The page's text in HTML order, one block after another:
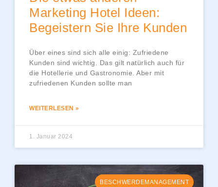
Marketing Hotel Ideen:
Begeistern Sie Ihre Kunden
Über eines sind sich alle einig: Zufriedene
Kunden sind wichtig. Das gilt natürlich auch für
die Hotellerie und Gastronomie. Aber mit
zufriedenen Kunden sollte man
WEITERLESEN »
1. Januar 2024
BESCHWERDEMANAGEMENT